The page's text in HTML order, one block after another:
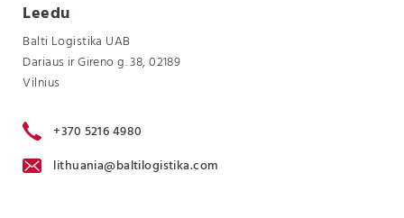
Leedu
Balti Logistika UAB
Dariaus ir Gireno g. 38, 02189
Vilnius
+370 5216 4980
lithuania@baltilogistika.com